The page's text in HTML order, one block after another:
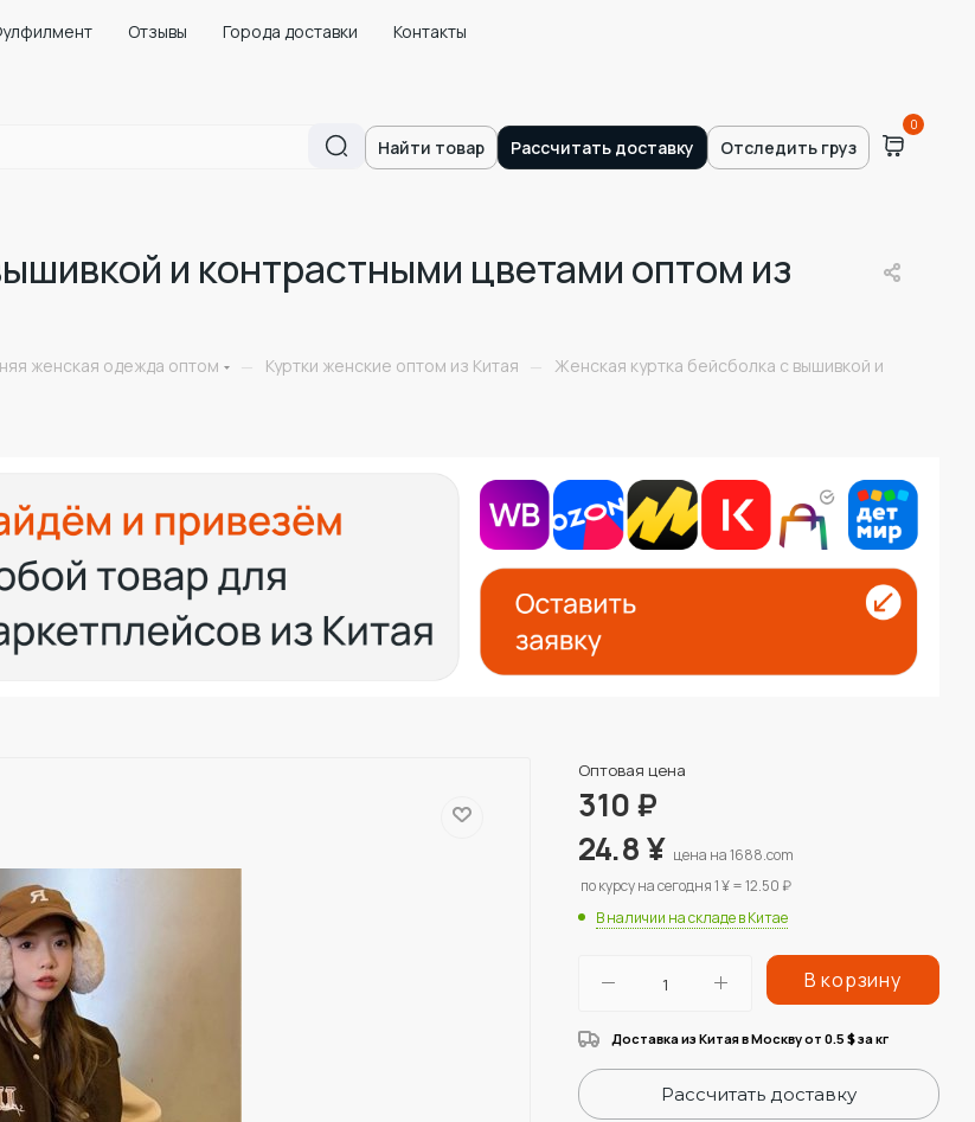
Отзывы Города доставки
Контакты
Найти товар Рассчитать доставку Отследить груз
0
и контрастными цветами оптом из
женская одежда оптом — Куртки женские оптом из Китая —
Женская куртка бейсболка с вышивкой и
Оптовая цена
310₽
24.8¥ цена на 1688.com
по курсу на сегодня 1 ¥ = 12.50 ₽
В наличии на складе в Китае
В корзину
Доставка из Китая в Москву от 0.5 $за кг
Рассчитать доставку